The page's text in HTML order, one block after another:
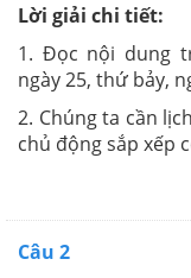
Lời giải chi tiết:
1. Đọc nội dung
ngày 25, thứ bảy,
2. Chúng ta cần
chủ động sắp xếp
Câu 2